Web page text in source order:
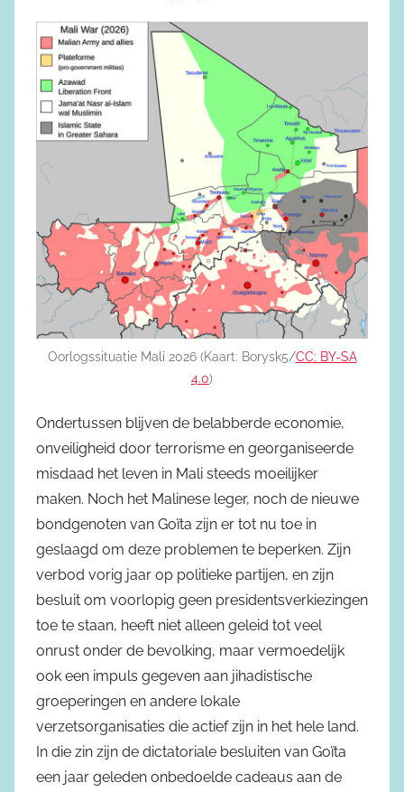
Oorlogssituatie Mali 2026 (Kaart: Borysk5/CC: BY-SA
4.0)
Ondertussen blijven de belabberde economie,
onveiligheid door terrorisme en georganiseerde
misdaad het leven in Mali steeds moeilijker
maken. Noch het Malinese leger, noch de nieuwe
bondgenoten van Goïta zijn er tot nu toe in
geslaagd om deze problemen te beperken. Zijn
verbod vorig jaar op politieke partijen, en zijn
besluit om voorlopig geen presidentsverkiezingen
toe te staan, heeft niet alleen geleid tot veel
onrust onder de bevolking, maar vermoedelijk
ook een impuls gegeven aan jihadistische
groeperingen en andere lokale
verzetsorganisaties die actief zijn in het hele land.
In die zin zijn de dictatoriale besluiten van Goïta
een jaar geleden onbedoelde cadeaus aan de